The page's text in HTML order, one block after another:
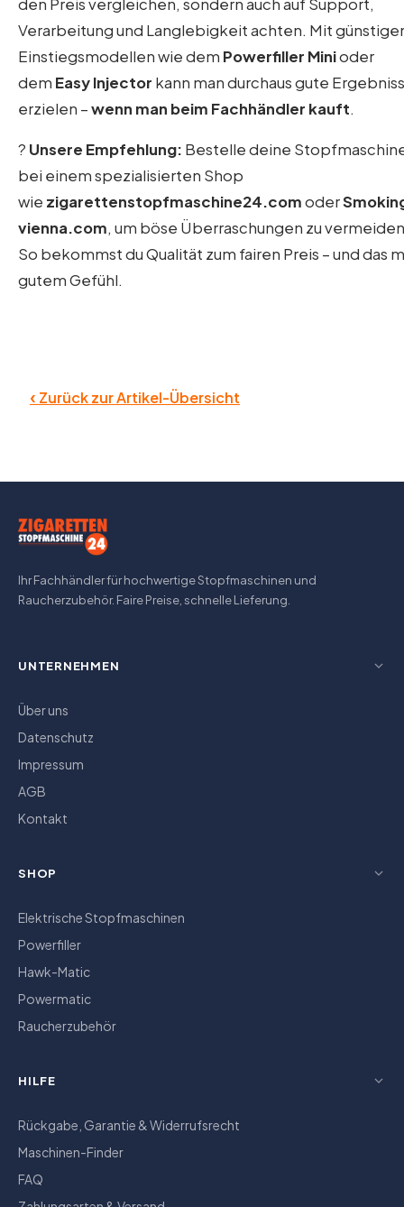
den Preis vergleichen, sondern auch auf Support,
Verarbeitung und Langlebigkeit achten. Mit
Einstiegsmodellen wie dem Powerfiller Minioder
dem Easy Injector kann man durchaus gute
erzielen –wenn man beim Fachhändler kauft.
? Unsere Empfehlung: Bestelle deine
bei einem spezialisierten Shop
wie zigarettenstopfmaschine24.comoder
vienna.com, um böse Überraschungen zu
So bekommst du Qualität zum fairen Preis – und das
gutem Gefühl.
‹ Zurück zur Artikel-Übersicht
Ihr Fachhändler für hochwertige Stopfmaschinen und
Raucherzubehör. Faire Preise, schnelle Lieferung.
UNTERNEHMEN
Über uns
Datenschutz
Impressum
AGB
Kontakt
SHOP
Elektrische Stopfmaschinen
Powerfiller
Hawk-Matic
Powermatic
Raucherzubehör
HILFE
Rückgabe, Garantie & Widerrufsrecht
Maschinen-Finder
FAQ